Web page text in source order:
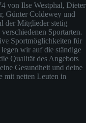
von Ilse Westphal, Dieter
Günter Coldewey und
der Mitglieder stetig
Sportarten.
Sportmöglichkeiten für
wir auf die ständige
Qualität des Angebots
Gesundheit und deine
mit netten Leuten in